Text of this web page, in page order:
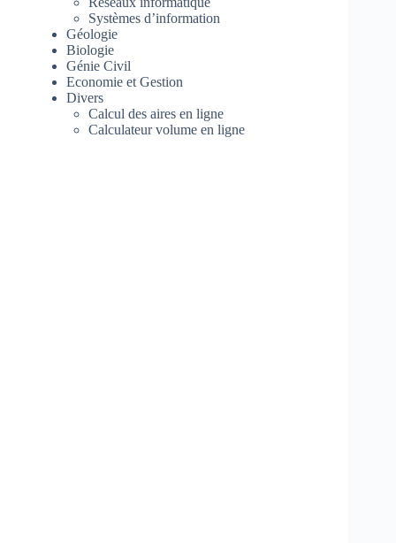
Systèmes d’information
Géologie
Biologie
Génie Civil
Economie et Gestion
Divers
Calcul des aires en ligne
Calculateur volume en ligne